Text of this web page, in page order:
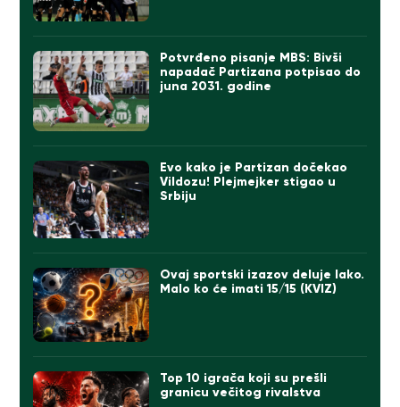
Potvrđeno pisanje MBS: Bivši
napadač Partizana potpisao do
juna 2031. godine
Evo kako je Partizan dočekao
Vildozu! Plejmejker stigao u
Srbiju
Ovaj sportski izazov deluje lako.
Malo ko će imati 15/15 (KVIZ)
Top 10 igrača koji su prešli
granicu večitog rivalstva